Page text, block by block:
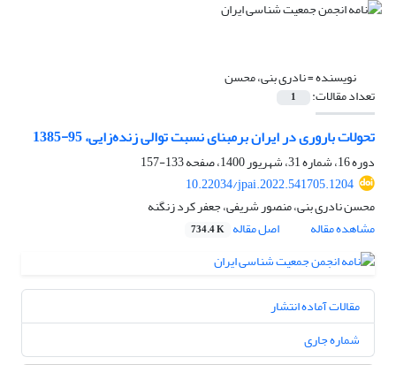
نویسنده =نادری بنی، محسن
تعداد مقالات: 1
تحولات باروری در ایران برمبنای نسبت توالی زنده‌زایی، 95-1385
دوره 16، شماره 31، شهریور 1400، صفحه
133-157
10.22034/jpai.2022.541705.1204
محسن نادری بنی، منصور شریفی، جعفر کرد زنگنه
مشاهده مقاله
اصل مقاله 734.4 K
مقالات آماده انتشار
شماره جاری